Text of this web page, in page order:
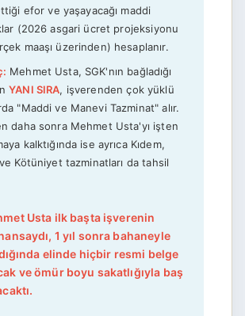
efor ve yaşayacağı maddi
(2026 asgari ücret projeksiyonu
maaşı üzerinden) hesaplanır.
Mehmet Usta, SGK'nın bağladığı
YANI SIRA, işverenden çok yüklü
"Maddi ve Manevi Tazminat" alır.
daha sonra Mehmet Usta'yı işten
kalktığında ise ayrıca Kıdem,
Kötüniyet tazminatları da tahsil
Usta ilk başta işverenin
1 yıl sonra bahaneyle
elinde hiçbir resmi belge
ve ömür boyu sakatlığıyla baş